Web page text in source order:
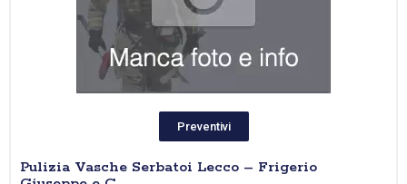
Preventivi
Pulizia Vasche Serbatoi Lecco – Frigerio